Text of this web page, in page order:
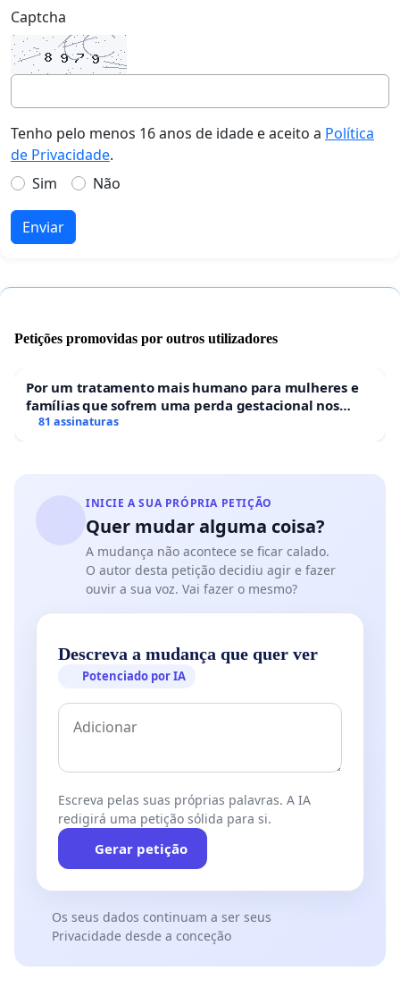
Captcha
Tenho pelo menos 16 anos de idade e aceito a Política
de Privacidade.
Sim
Não
Enviar
Petições promovidas por outros utilizadores
Por um tratamento mais humano para mulheres e
famílias que sofrem uma perda gestacional nos
hospitais portugueses
81 assinaturas
INICIE A SUA PRÓPRIA PETIÇÃO
Quer mudar alguma coisa?
A mudança não acontece se ficar calado.
O autor desta petição decidiu agir e fazer
ouvir a sua voz. Vai fazer o mesmo?
Descreva a mudança que quer ver
Potenciado por IA
Escreva pelas suas próprias palavras. A IA
redigirá uma petição sólida para si.
Gerar petição
Os seus dados continuam a ser seus
Privacidade desde a conceção